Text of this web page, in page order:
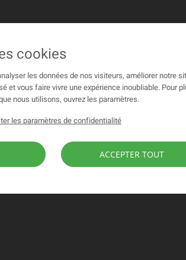
cookies
les données de nos visiteurs, améliorer notre
et vous faire vivre une expérience inoubliable. Pour
nous utilisons, ouvrez les paramètres.
les paramètres de confidentialité